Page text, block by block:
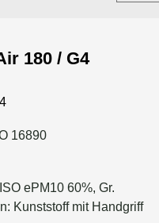
180 / G4
16890
ePM10 60%, Gr.
Kunststoff mit Handgriff